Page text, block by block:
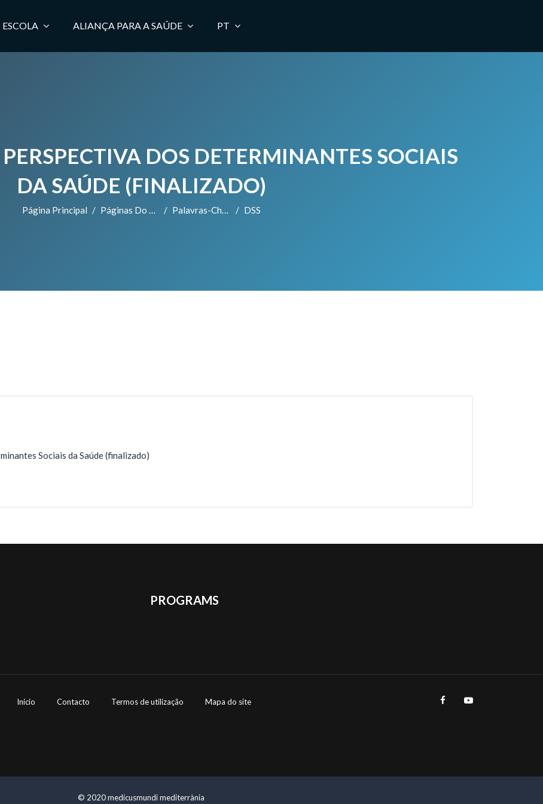
ESCOLA ALIANÇA PARA A SAÚDE PT
DOS DETERMINANTES SOCIAIS
DA SAÚDE (FINALIZADO)
Página Principal Páginas Do Site Palavras-Chave DSS
Sociais da Saúde (finalizado)
PROGRAMS
Início Contacto Termos de utilização Mapa do site
© 2020 medicusmundi mediterrània